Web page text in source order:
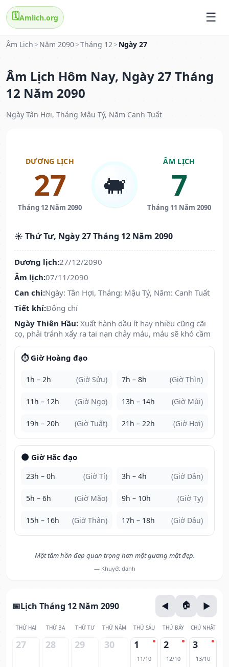
🗓️Amlich.org
Âm Lịch > Năm 2090>Tháng 12> Ngày 27
Âm Lịch Hôm Nay, Ngày 27 Tháng
12 Năm 2090
Ngày Tân Hợi, Tháng Mậu Tý, Năm Canh Tuất
DƯƠNG LỊCH
27
Tháng 12 Năm 2090
🐖
ÂM LỊCH
7
Tháng 11 Năm 2090
☀️ Thứ Tư, Ngày 27 Tháng 12 Năm 2090
Dương lịch:27/12/2090
Âm lịch:07/11/2090
Can chi:Ngày: Tân Hợi, Tháng: Mậu Tý, Năm: Canh Tuất
Tiết khí:Đông chí
Ngày Thiên Hầu: Xuất hành dầu ít hay nhiều cũng cãi
cọ, phải tránh xẩy ra tai nạn chảy máu, máu sẽ khó cầm
⏱️ Giờ Hoàng đạo
1h – 2h (Giờ Sửu) 7h – 8h (Giờ Thìn)
11h – 12h (Giờ Ngọ) 13h – 14h (Giờ Mùi)
19h – 20h (Giờ Tuất) 21h – 22h (Giờ Hợi)
🌑 Giờ Hắc đạo
23h – 0h (Giờ Tí) 3h – 4h (Giờ Dần)
5h – 6h (Giờ Mão) 9h – 10h (Giờ Tỵ)
15h – 16h (Giờ Thân) 17h – 18h (Giờ Dậu)
Một tâm hồn đẹp quan trọng hơn một gương mặt đẹp.
— Khuyết danh
Lịch Tháng 12 Năm 2090
THỨ HAI THỨ BA THỨ TƯ THỨ NĂM THỨ SÁU THỨ BẢY CHỦ NHẬT
27 28 29 30 1
11/10
2
12/10
3
13/10